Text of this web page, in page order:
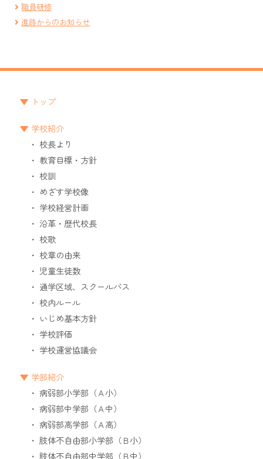
職員研修
進路からのお知らせ
トップ
学校紹介
校長より
教育目標・方針
校訓
めざす学校像
学校経営計画
沿革・歴代校長
校歌
校章の由来
児童生徒数
通学区域、スクールバス
校内ルール
いじめ基本方針
学校評価
学校運営協議会
学部紹介
病弱部小学部（Ａ小）
病弱部中学部（Ａ中）
病弱部高学部（Ａ高）
肢体不自由部小学部（Ｂ小）
肢体不自由部中学部（Ｂ中）